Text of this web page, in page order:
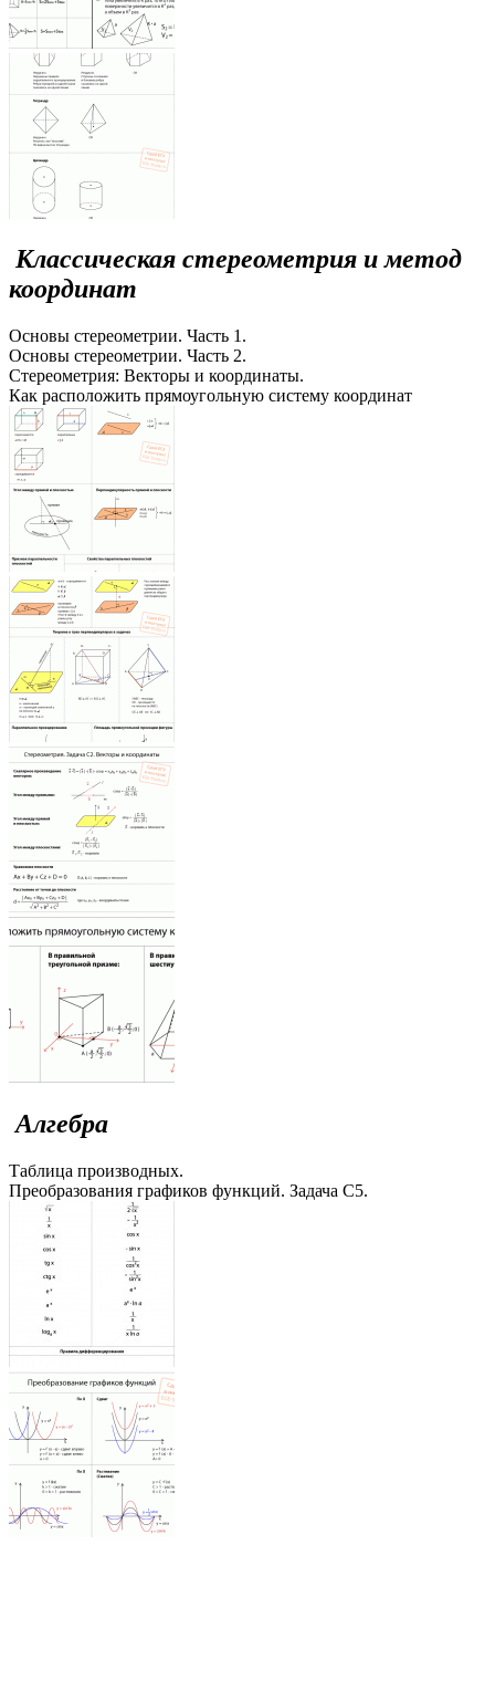
Классическая стереометрия и метод
координат
Основы стереометрии. Часть 1.
Основы стереометрии. Часть 2.
Стереометрия: Векторы и координаты.
Как расположить прямоугольную систему координат
Алгебра
Таблица производных.
Преобразования графиков функций. Задача С5.